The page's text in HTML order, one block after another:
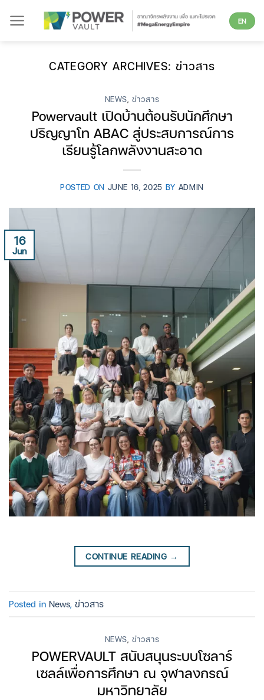
EN
CATEGORY ARCHIVES:ข่าวสาร
NEWS, ข่าวสาร
Powervault เปิดบ้านต้อนรับนักศึกษา
ปริญญาโท ABAC สู่ประสบการณ์การ
เรียนรู้โลกพลังงานสะอาด
POSTED ON JUNE 16, 2025 BY ADMIN
16
Jun
CONTINUE READING →
Posted in News, ข่าวสาร
NEWS, ข่าวสาร
POWERVAULT สนับสนุนระบบโซลาร์
เซลล์เพื่อการศึกษา ณ จุฬาลงกรณ์
มหาวิทยาลัย